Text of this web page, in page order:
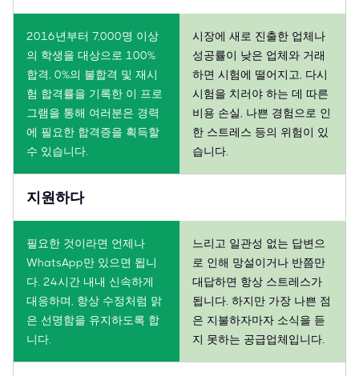
2016년부터 7,000명 이상
의 학생을 대상으로 100%
합격, 0%의 불합격 및 재시
험 합격률을 기록한 이 프로
그램을 통해 여러분은 경력
에 필요한 합격증을 획득할
수 있습니다.
시장에 새로 진출한 업체나
성공률이 낮은 업체와 거래
하면 시험에 떨어지고, 다시
시험을 치러야 하는 데 따른
비용 손실, 나쁜 경험으로 인
한 스트레스 등의 위험이 있
습니다.
지원하다
필요한 것이라면 언제나
WhatsApp만 있으면 됩니
다. 24시간 내내 신속하게
대응하며, 항상 수정처럼 맑
은 선명함을 유지하도록 합
니다.
느리고 일관성 없는 답변으
로 인해 망설이거나 반쯤만
대답하면 항상 스트레스가
됩니다. 하지만 가장 나쁜 점
은 지불하자마자 소식을 듣
지 못하는 공급업체입니다.